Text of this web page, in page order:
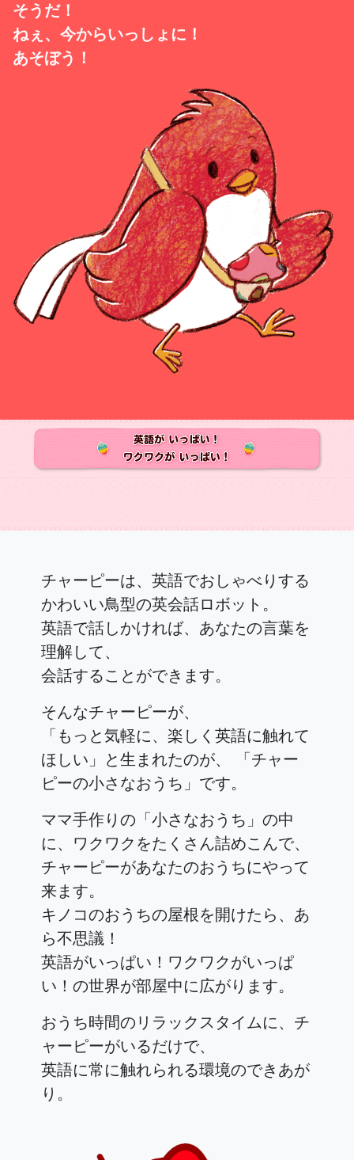
そうだ！
ねぇ、今からいっしょに！
あそぼう！
チャーピーは、英語でおしゃべりする
かわいい鳥型の英会話ロボット。
英語で話しかければ、あなたの言葉を
理解して、
会話することができます。
そんなチャーピーが、
「もっと気軽に、楽しく英語に触れて
ほしい」と生まれたのが、
「チャー
ピーの小さなおうち」です。
ママ手作りの「小さなおうち」の中
に、ワクワクをたくさん詰めこんで、
チャーピーがあなたのおうちにやって
来ます。
キノコのおうちの屋根を開けたら、あ
ら不思議！
英語がいっぱい！ワクワクがいっぱ
い！の世界が部屋中に広がります。
おうち時間のリラックスタイムに、チ
ャーピーがいるだけで、
英語に常に触れられる環境のできあが
り。